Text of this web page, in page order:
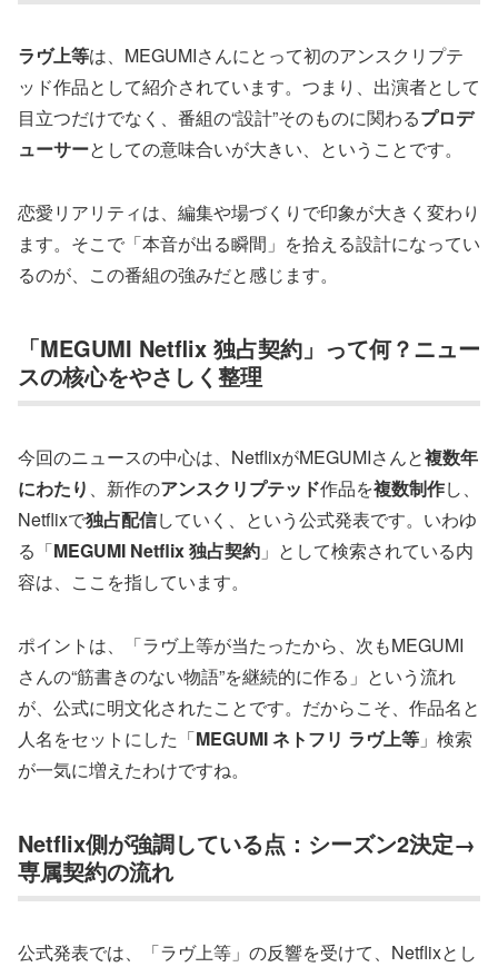
ラヴ上等は、MEGUMIさんにとって初のアンスクリプテ
ッド作品として紹介されています。つまり、出演者として
目立つだけでなく、番組の“設計”そのものに関わるプロデ
ューサーとしての意味合いが大きい、ということです。
恋愛リアリティは、編集や場づくりで印象が大きく変わり
ます。そこで「本音が出る瞬間」を拾える設計になってい
るのが、この番組の強みだと感じます。
「MEGUMI Netflix 独占契約」って何？ニュー
スの核心をやさしく整理
今回のニュースの中心は、NetflixがMEGUMIさんと複数年
にわたり 、新作のアンスクリプテッド作品を複数制作し、
Netflixで独占配信していく、という公式発表です。いわゆ
る「MEGUMI Netflix 独占契約 」として検索されている内
容は、ここを指しています。
ポイントは、「ラヴ上等が当たったから、次もMEGUMI
さんの“筋書きのない物語”を継続的に作る」という流れ
が、公式に明文化されたことです。だからこそ、作品名と
人名をセットにした「MEGUMI ネトフリ ラヴ上等 」検索
が一気に増えたわけですね。
Netflix側が強調している点：シーズン2決定→
専属契約の流れ
公式発表では、「ラヴ上等」の反響を受けて、Netflixとし